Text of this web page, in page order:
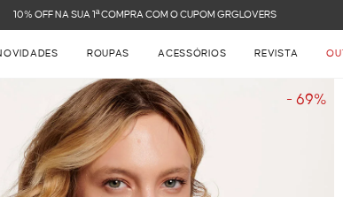
FRETE GRÁTIS NAS COMPRAS ACIMA DE R$ 899
ROUPAS ACESSÓRIOS REVISTA
- 69%